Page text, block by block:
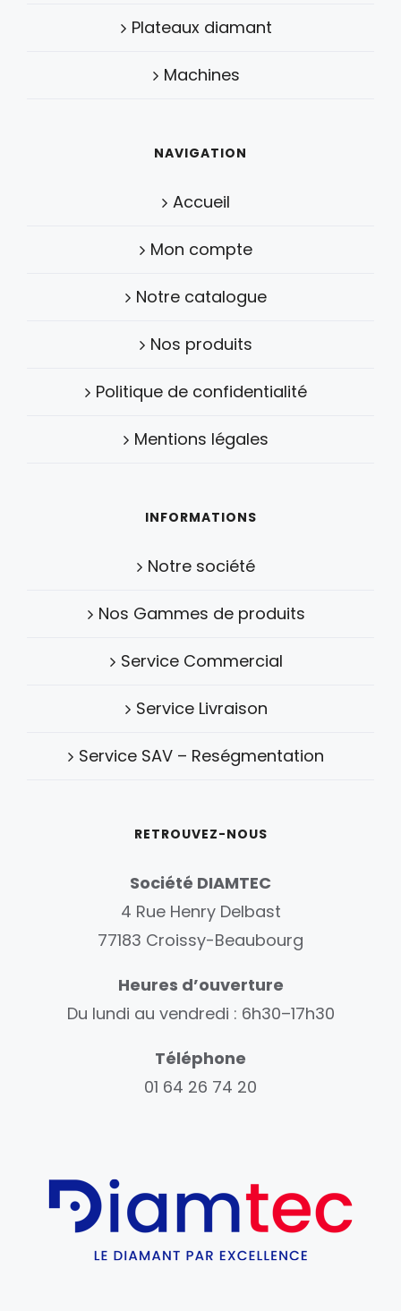
Plateaux diamant
Machines
NAVIGATION
Accueil
Mon compte
Notre catalogue
Nos produits
Politique de confidentialité
Mentions légales
INFORMATIONS
Notre société
Nos Gammes de produits
Service Commercial
Service Livraison
Service SAV – Reségmentation
RETROUVEZ-NOUS
Société DIAMTEC
4 Rue Henry Delbast
77183 Croissy-Beaubourg
Heures d’ouverture
Du lundi au vendredi : 6h30–17h30
Téléphone
01 64 26 74 20